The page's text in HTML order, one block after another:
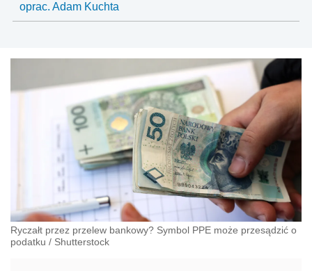
oprac. Adam Kuchta
Ryczałt przez przelew bankowy? Symbol PPE może przesądzić o
podatku / Shutterstock